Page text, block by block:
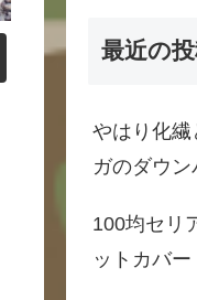
最近の
やはり化繊
ガのダウン
100均セリ
ットカバー